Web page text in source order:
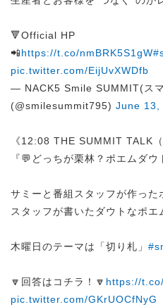
🔻Official HP
📲https://t.co/nmBRK5S1gW
pic.twitter.com/EijUvXWDfb
— NACK5 Smile SUMMIT(ス
(@smilesummit795) June 13,
《12:08 THE SUMMIT TALK
『💬どっちが栗林？ポエムダウ
サミーと番組スタッフが作った
スタッフが書いたダウトなポエ
木曜日のテーマは「切り札」
🔽回答はコチラ！🔽 https://
pic.twitter.com/GKrUOCfNyG